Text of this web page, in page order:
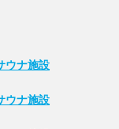
ウナ施設
ウナ施設